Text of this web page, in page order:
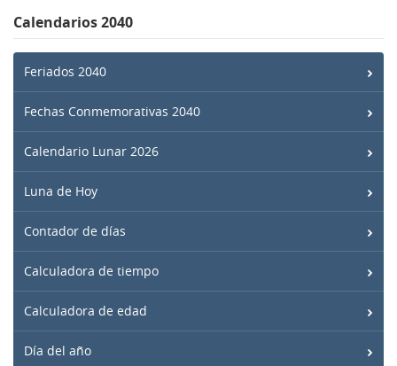
Calendarios 2040
Feriados 2040
Fechas Conmemorativas 2040
Calendario Lunar 2026
Luna de Hoy
Contador de días
Calculadora de tiempo
Calculadora de edad
Día del año